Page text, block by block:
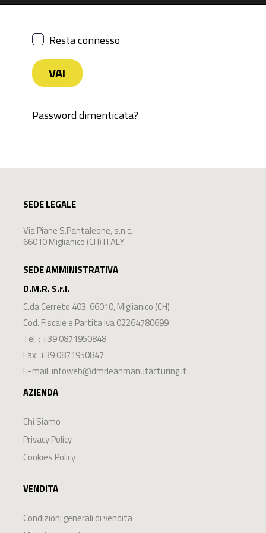
Resta connesso
Password dimenticata?
SEDE LEGALE
Via Piane S.Pantaleone, s.n.c.
66010 Miglianico (CH) ITALY
SEDE AMMINISTRATIVA
D.M.R. S.r.l.
C.da Cerreto 403,66010,Miglianico (CH)
Cod. Fiscale e Partita Iva 02264780699
Tel. : +39 0871950848
Fax: +39 0871950847
E-mail: infoweb@dmrleanmanufacturing.it
AZIENDA
Chi Siamo
Privacy Policy
Cookies Policy
VENDITA
Condizioni generali di vendita